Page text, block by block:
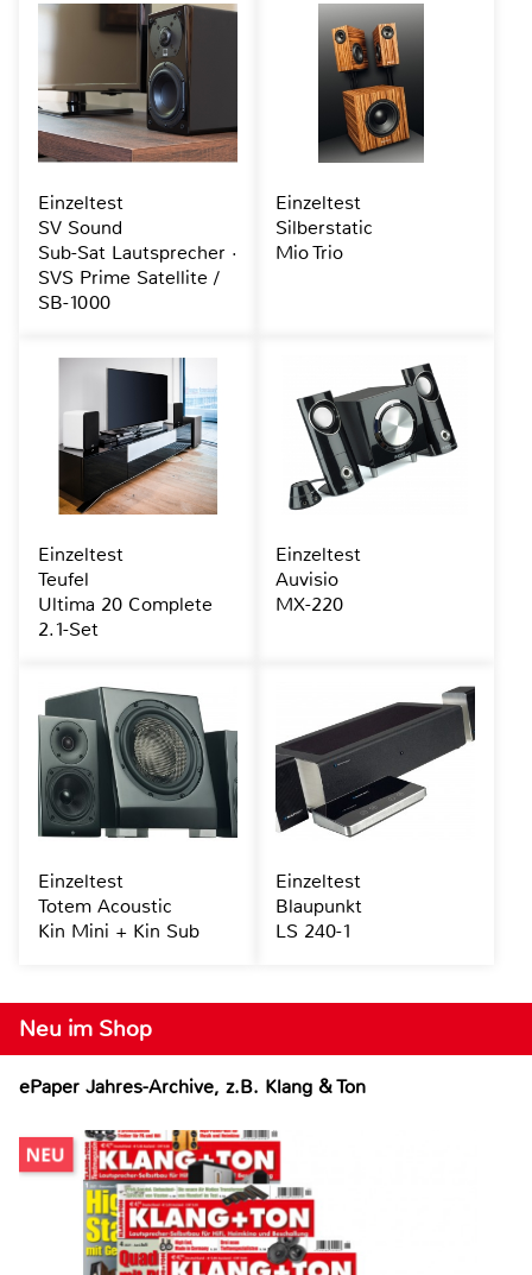
Neu im Shop
ePaper Jahres-Archive, z.B. Klang & Ton
Einzeltest
SV Sound
Sub-Sat Lautsprecher ·
SVS Prime Satellite /
SB-1000
Einzeltest
Silberstatic
Mio Trio
Einzeltest
Teufel
Ultima 20 Complete
2.1-Set
Einzeltest
Auvisio
MX-220
Einzeltest
Totem Acoustic
Kin Mini + Kin Sub
Einzeltest
Blaupunkt
LS 240-1